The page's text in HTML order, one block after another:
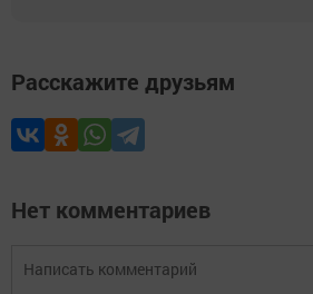
Расскажите друзьям
Нет комментариев